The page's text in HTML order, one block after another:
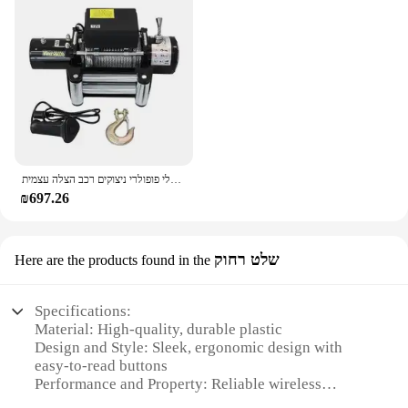
חשמלי פופולרי ניצוקים רכב הצלה עצמית winch 12v 24v 12000lbs winch כבד 1 טון 2ton 220v
₪697.26
Here are the products found in the שלט רחוק
Specifications:
Material: High-quality, durable plastic
Design and Style: Sleek, ergonomic design with
easy-to-read buttons
Performance and Property: Reliable wireless